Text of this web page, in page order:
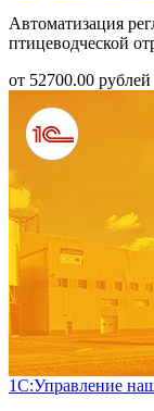
Автоматизация
птицеводческой
от 52700.00 рублей
1С:Управление